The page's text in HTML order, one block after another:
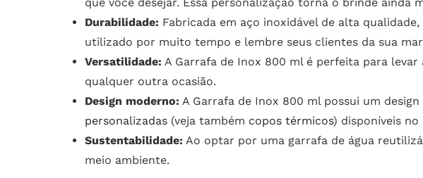
que você desejar. Essa personalização torna o brinde ainda
Durabilidade: Fabricada em aço inoxidável de alta
utilizado por muito tempo e lembre seus clientes da sua
Versatilidade: A Garrafa de Inox 800 ml é perfeita para
qualquer outra ocasião.
Design moderno: A Garrafa de Inox 800 ml possui um
personalizadas (veja também copos térmicos) disponíveis no
Sustentabilidade: Ao optar por uma garrafa de água
meio ambiente.